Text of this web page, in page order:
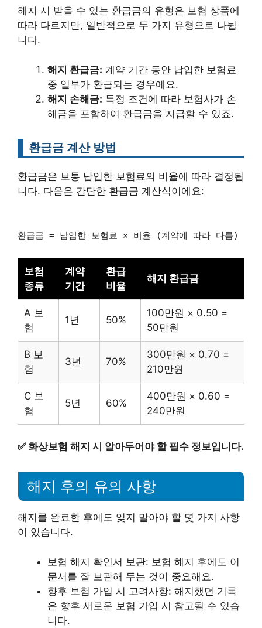
해지 시 받을 수 있는 환급금의 유형은 보험 상품에
따라 다르지만, 일반적으로 두 가지 유형으로 나뉩
니다.
해지 환급금: 계약 기간 동안 납입한 보험료
중 일부가 환급되는 경우에요.
해지 손해금: 특정 조건에 따라 보험사가 손
해금을 포함하여 환급금을 지급할 수 있죠.
환급금 계산 방법
환급금은 보통 납입한 보험료의 비율에 따라 결정됩
니다. 다음은 간단한 환급금 계산식이에요:
환급금 = 납입한 보험료 × 비율 (계약에 따라 다름)
보험
종류
계약
기간
환급
비율
해지 환급금
A 보
험
1년 50%
100만원 × 0.50 =
50만원
B 보
험
3년 70%
300만원 × 0.70 =
210만원
C 보
험
5년 60%
400만원 × 0.60 =
240만원
✅화상보험 해지 시 알아두어야 할 필수 정보입니다.
해지 후의 유의 사항
해지를 완료한 후에도 잊지 말아야 할 몇 가지 사항
이 있습니다.
보험 해지 확인서 보관: 보험 해지 후에도 이
문서를 잘 보관해 두는 것이 중요해요.
향후 보험 가입 시 고려사항: 해지했던 기록
은 향후 새로운 보험 가입 시 참고될 수 있습
니다.